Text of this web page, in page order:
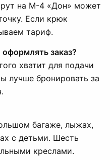
на М-4 «Дон» может
Если крюк
тариф.
заказ?
хватит для подачи
лучше бронировать за
багаже, лыжах,
с детьми. Шесть
креслами.